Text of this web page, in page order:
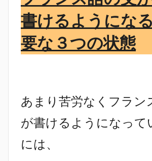
書けるようにな
要な３つの状態
あまり苦労なくフラン
が書けるようになって
には、